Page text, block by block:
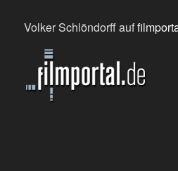
Volker Schlöndorff auf